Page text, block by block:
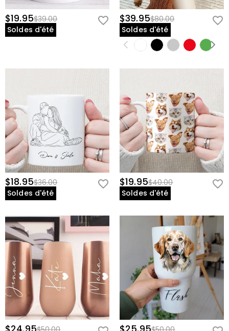
$19.95$39.00
Soldes d'été
$39.95$80.00
Soldes d'été
$18.95$36.00
Soldes d'été
$19.95$40.00
Soldes d'été